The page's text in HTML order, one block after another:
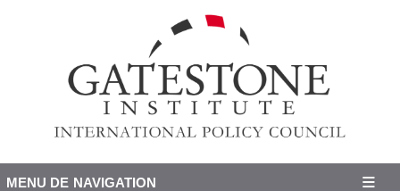
MENU DE NAVIGATION